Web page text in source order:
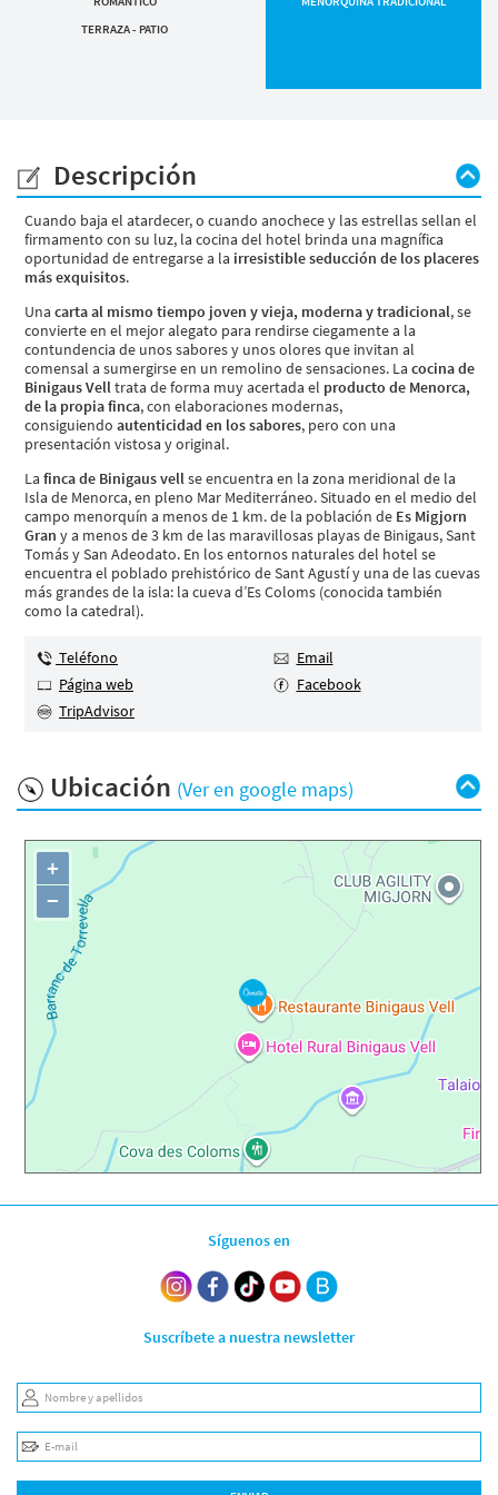
TERRAZA - PATIO
Descripción
Cuando baja el atardecer, o cuando anochece y las estrellas sellan el
firmamento con su luz, la cocina del hotel brinda una magnífica
oportunidad de entregarse a la irresistible seducción de los placeres
más exquisitos.
Una carta al mismo tiempo joven y vieja, moderna y tradicional, se
convierte en el mejor alegato para rendirse ciegamente a la
contundencia de unos sabores y unos olores que invitan al
comensal a sumergirse en un remolino de sensaciones. La cocina de
Binigaus Velltrata de forma muy acertada el producto de Menorca,
de la propia finca, con elaboraciones modernas,
consiguiendo autenticidad en los sabores, pero con una
presentación vistosa y original.
La finca de Binigaus vellse encuentra en la zona meridional de la
Isla de Menorca, en pleno Mar Mediterráneo. Situado en el medio del
campo menorquín a menos de 1 km. de la población de Es Migjorn
Gran y a menos de 3 km de las maravillosas playas de Binigaus, Sant
Tomás y San Adeodato. En los entornos naturales del hotel se
encuentra el poblado prehistórico de Sant Agustí y una de las cuevas
más grandes de la isla: la cueva d’Es Coloms (conocida también
como la catedral).
Teléfono
Email
Página web
Facebook
TripAdvisor
Ubicación (Ver en google maps)
+
−
Síguenos en
Suscríbete a nuestra newsletter
Nombre y apellidos
E-mail